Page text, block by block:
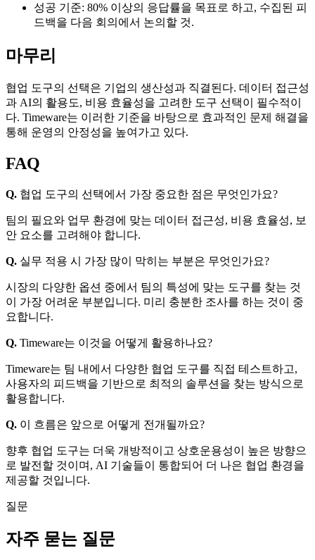
성공 기준: 80% 이상의 응답률을 목표로 하고, 수집된 피
드백을 다음 회의에서 논의할 것.
마무리
협업 도구의 선택은 기업의 생산성과 직결된다. 데이터 접근성
과 AI의 활용도, 비용 효율성을 고려한 도구 선택이 필수적이
다. Timeware는 이러한 기준을 바탕으로 효과적인 문제 해결을
통해 운영의 안정성을 높여가고 있다.
FAQ
Q. 협업 도구의 선택에서 가장 중요한 점은 무엇인가요?
팀의 필요와 업무 환경에 맞는 데이터 접근성, 비용 효율성, 보
안 요소를 고려해야 합니다.
Q. 실무 적용 시 가장 많이 막히는 부분은 무엇인가요?
시장의 다양한 옵션 중에서 팀의 특성에 맞는 도구를 찾는 것
이 가장 어려운 부분입니다. 미리 충분한 조사를 하는 것이 중
요합니다.
Q. Timeware는 이것을 어떻게 활용하나요?
Timeware는 팀 내에서 다양한 협업 도구를 직접 테스트하고,
사용자의 피드백을 기반으로 최적의 솔루션을 찾는 방식으로
활용합니다.
Q. 이 흐름은 앞으로 어떻게 전개될까요?
향후 협업 도구는 더욱 개방적이고 상호운용성이 높은 방향으
로 발전할 것이며, AI 기술들이 통합되어 더 나은 협업 환경을
제공할 것입니다.
질문
자주 묻는 질문